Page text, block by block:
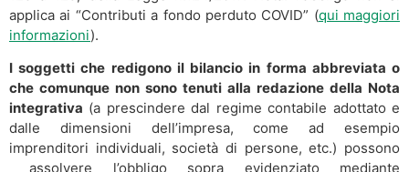
applica ai “Contributi a fondo perduto COVID” (qui maggiori
informazioni).
I soggetti che redigono il bilancio in forma abbreviata o
che comunque non sono tenuti alla redazione della Nota
integrativa (a prescindere dal regime contabile adottato e
dalle dimensioni dell’impresa, come ad esempio
imprenditori individuali, società di persone, etc.) possono
assolvere l’obbligo sopra evidenziato mediante